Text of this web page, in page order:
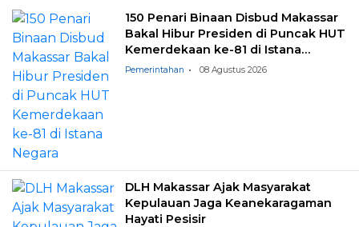
150 Penari Binaan Disbud Makassar
Bakal Hibur Presiden di Puncak HUT
Kemerdekaan ke-81 di Istana
Negara
Pemerintahan 08 Agustus 2026
DLH Makassar Ajak Masyarakat
Kepulauan Jaga Keanekaragaman
Hayati Pesisir